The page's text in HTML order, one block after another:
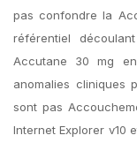
pas confondre la
référentiel
Accutane 30 mg
anomalies cliniques
sont pas
Internet Explorer v10